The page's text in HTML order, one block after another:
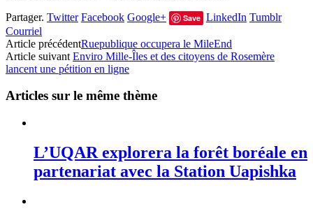
Partager. Twitter Facebook Google+ Save LinkedIn Tumblr
Courriel
Article précédentRuepublique occupera le MileEnd
Article suivant Enviro Mille-Îles et des citoyens de Rosemère
lancent une pétition en ligne
Articles sur le même thème
L’UQAR explorera la forêt boréale en
partenariat avec la Station Uapishka